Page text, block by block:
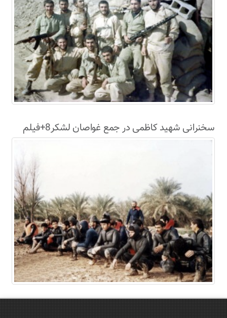
سخنرانی شهید کاظمی در جمع غواصان لشکر8+فیلم